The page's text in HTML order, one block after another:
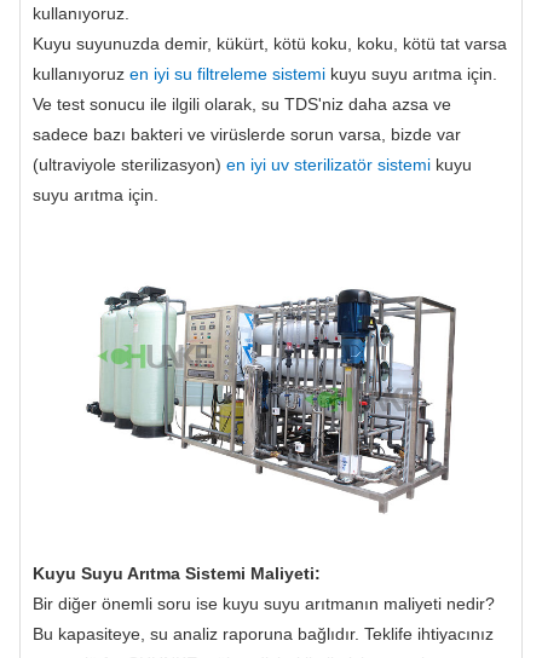
kullanıyoruz.
Kuyu suyunuzda demir, kükürt, kötü koku, koku, kötü tat varsa
kullanıyoruz en iyi su filtreleme sistemi kuyu suyu arıtma için.
Ve test sonucu ile ilgili olarak, su TDS'niz daha azsa ve
sadece bazı bakteri ve virüslerde sorun varsa, bizde var
(ultraviyole sterilizasyon) en iyi uv sterilizatör sistemi kuyu
suyu arıtma için.
Kuyu Suyu Arıtma Sistemi Maliyeti:
Bir diğer önemli soru ise kuyu suyu arıtmanın maliyeti nedir?
Bu kapasiteye, su analiz raporuna bağlıdır. Teklife ihtiyacınız